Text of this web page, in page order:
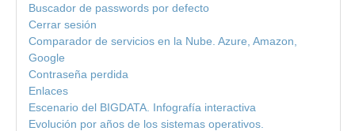
Buscador de passwords por defecto
Cerrar sesión
Comparador de servicios en la Nube. Azure, Amazon,
Google
Contraseña perdida
Enlaces
Escenario del BIGDATA. Infografía interactiva
Evolución por años de los sistemas operativos.